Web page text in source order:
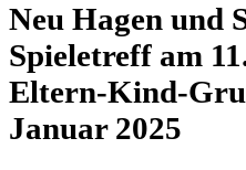
Neu Hagen und
Spieletreff am
Eltern-Kind-
Januar 2025